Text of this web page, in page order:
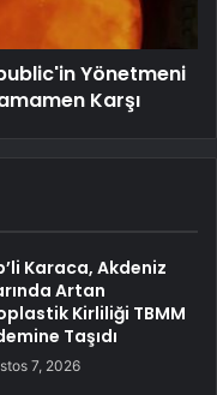
Yönetmeni
Karşı
Karaca, Akdeniz
Artan
Kirliliği TBMM
Taşıdı
7, 2026